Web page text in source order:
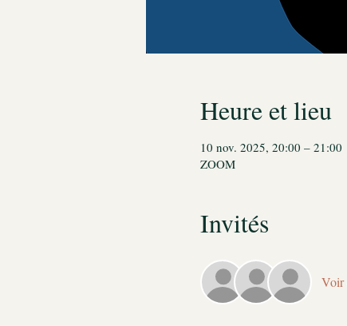
Heure et lieu
10 nov. 2025, 20:00 – 21:00
ZOOM
Invités
Voir